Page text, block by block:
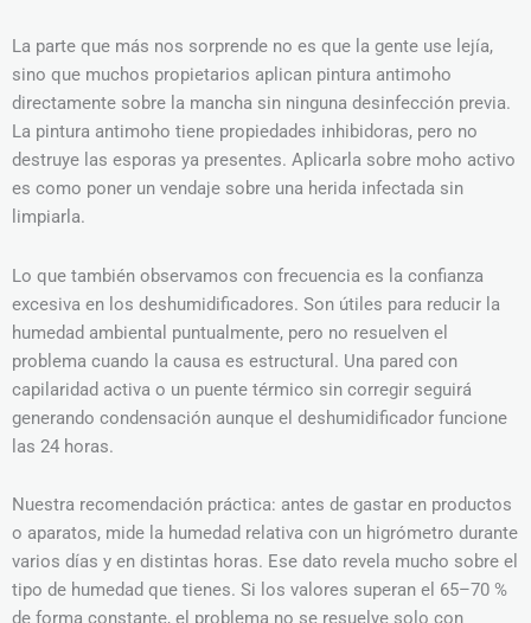
La parte que más nos sorprende no es que la gente use lejía,
sino que muchos propietarios aplican pintura antimoho
directamente sobre la mancha sin ninguna desinfección previa.
La pintura antimoho tiene propiedades inhibidoras, pero no
destruye las esporas ya presentes. Aplicarla sobre moho activo
es como poner un vendaje sobre una herida infectada sin
limpiarla.
Lo que también observamos con frecuencia es la confianza
excesiva en los deshumidificadores. Son útiles para reducir la
humedad ambiental puntualmente, pero no resuelven el
problema cuando la causa es estructural. Una pared con
capilaridad activa o un puente térmico sin corregir seguirá
generando condensación aunque el deshumidificador funcione
las 24 horas.
Nuestra recomendación práctica: antes de gastar en productos
o aparatos, mide la humedad relativa con un higrómetro durante
varios días y en distintas horas. Ese dato revela mucho sobre el
tipo de humedad que tienes. Si los valores superan el 65–70 %